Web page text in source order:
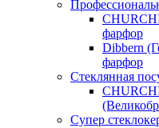
фарфор
Dibbern
фарфор
Стеклянная
Супер